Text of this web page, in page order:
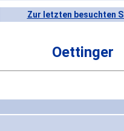
Zur letzten besuchten
Oettinger